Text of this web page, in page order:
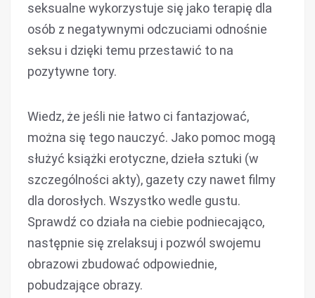
seksualne wykorzystuje się jako terapię dla
osób z negatywnymi odczuciami odnośnie
seksu i dzięki temu przestawić to na
pozytywne tory.
Wiedz, że jeśli nie łatwo ci fantazjować,
można się tego nauczyć. Jako pomoc mogą
służyć książki erotyczne, dzieła sztuki (w
szczególności akty), gazety czy nawet filmy
dla dorosłych. Wszystko wedle gustu.
Sprawdź co działa na ciebie podniecająco,
następnie się zrelaksuj i pozwól swojemu
obrazowi zbudować odpowiednie,
pobudzające obrazy.